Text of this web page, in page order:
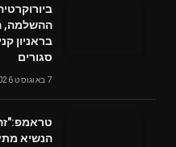
ההשלמה,
בראניון
סגורים
7 באוגוסט 2026
הנשיא